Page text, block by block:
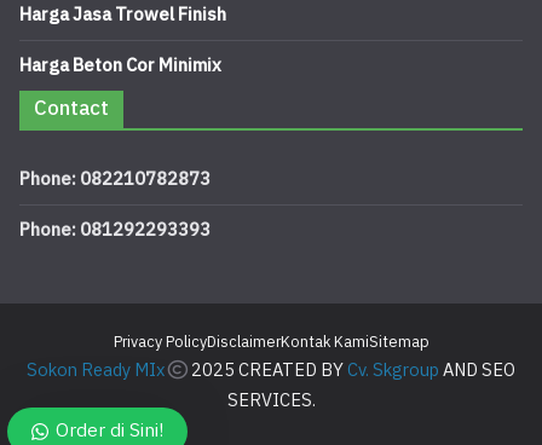
Harga Jasa Trowel Finish
Harga Beton Cor Minimix
Contact
Phone: 082210782873
Phone: 081292293393
Privacy PolicyDisclaimerKontak KamiSitemap
Sokon Ready MIx 2025 CREATED BYCv. SkgroupAND SEO
SERVICES.
Order di Sini!